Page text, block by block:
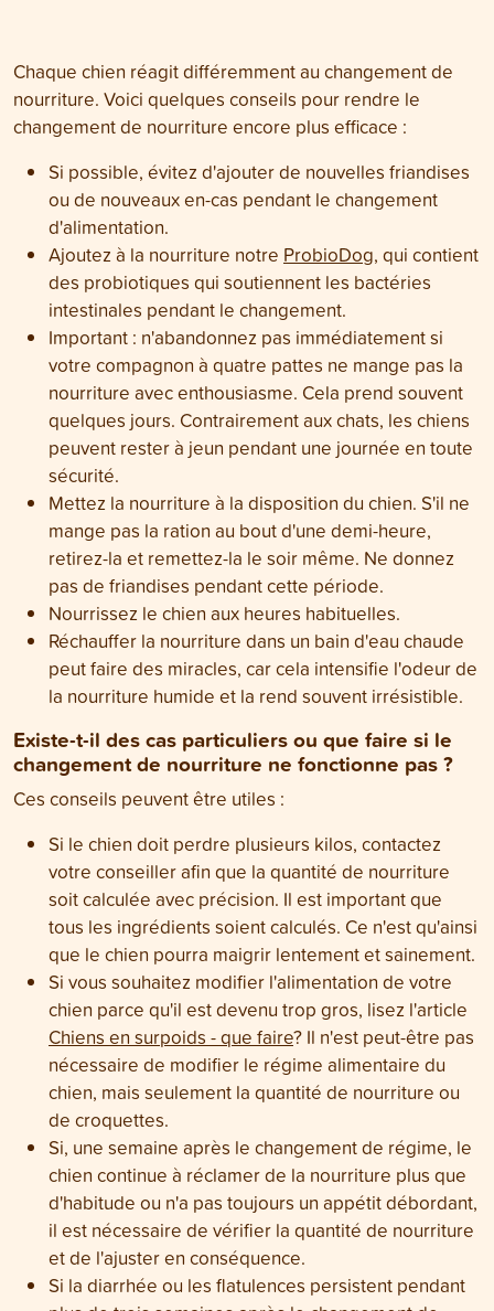
Chaque chien réagit différemment au changement de
nourriture. Voici quelques conseils pour rendre le
changement de nourriture encore plus efficace :
Si possible, évitez d'ajouter de nouvelles friandises
ou de nouveaux en-cas pendant le changement
d'alimentation.
Ajoutez à la nourriture notre ProbioDog, qui contient
des probiotiques qui soutiennent les bactéries
intestinales pendant le changement.
Important : n'abandonnez pas immédiatement si
votre compagnon à quatre pattes ne mange pas la
nourriture avec enthousiasme. Cela prend souvent
quelques jours. Contrairement aux chats, les chiens
peuvent rester à jeun pendant une journée en toute
sécurité.
Mettez la nourriture à la disposition du chien. S'il ne
mange pas la ration au bout d'une demi-heure,
retirez-la et remettez-la le soir même. Ne donnez
pas de friandises pendant cette période.
Nourrissez le chien aux heures habituelles.
Réchauffer la nourriture dans un bain d'eau chaude
peut faire des miracles, car cela intensifie l'odeur de
la nourriture humide et la rend souvent irrésistible.
Existe-t-il des cas particuliers ou que faire si le
changement de nourriture ne fonctionne pas ?
Ces conseils peuvent être utiles :
Si le chien doit perdre plusieurs kilos, contactez
votre conseiller afin que la quantité de nourriture
soit calculée avec précision. Il est important que
tous les ingrédients soient calculés. Ce n'est qu'ainsi
que le chien pourra maigrir lentement et sainement.
Si vous souhaitez modifier l'alimentation de votre
chien parce qu'il est devenu trop gros, lisez l'article
Chiens en surpoids - que faire? Il n'est peut-être pas
nécessaire de modifier le régime alimentaire du
chien, mais seulement la quantité de nourriture ou
de croquettes.
Si, une semaine après le changement de régime, le
chien continue à réclamer de la nourriture plus que
d'habitude ou n'a pas toujours un appétit débordant,
il est nécessaire de vérifier la quantité de nourriture
et de l'ajuster en conséquence.
Si la diarrhée ou les flatulences persistent pendant